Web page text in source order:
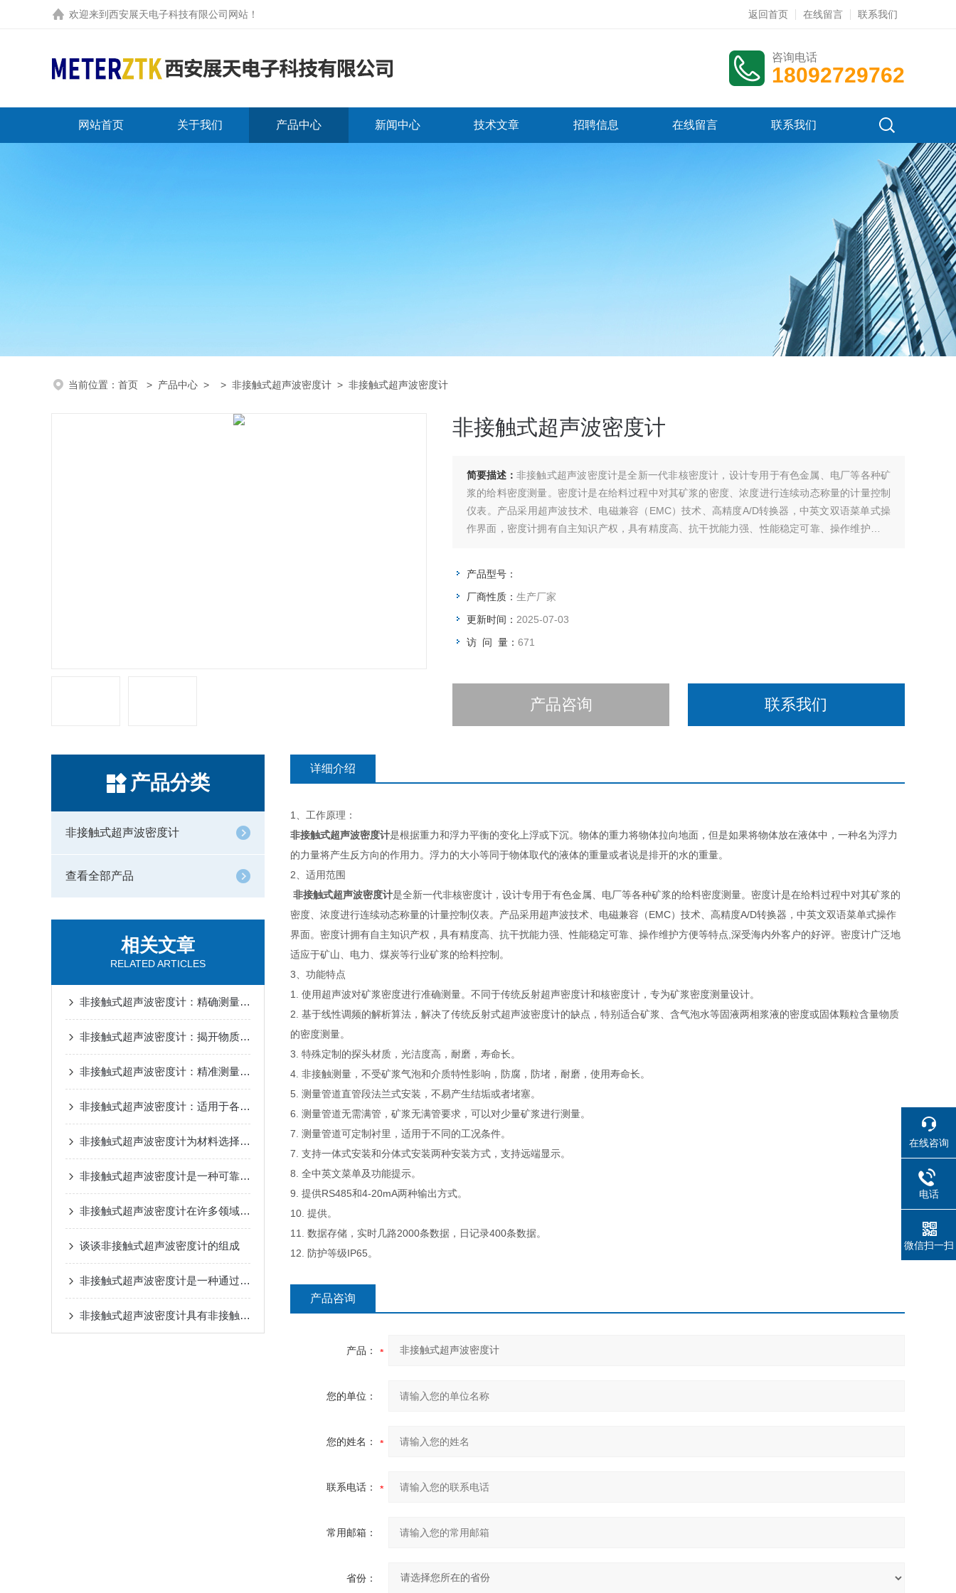
欢迎来到 西安展天电子科技有限公司网站 ！ 返回首页 在线留言 联系我们
咨询电话
18092729762
网站首页 关于我们 产品中心 新闻中心 技术文章 招聘信息 在线留言 联系我们
当前位置： 首页 > 产品中心 > > 非接触式超声波密度计 > 非接触式超声波密度计
非接触式超声波密度计
简要描述： 非接触式超声波密度计是全新一代非核密度计，设计专用于有色金属、电厂等各种矿
浆的给料密度测量。密度计是在给料过程中对其矿浆的密度、浓度进行连续动态称量的计量控制
仪表。产品采用超声波技术、电磁兼容（EMC）技术、高精度A/D转换器，中英文双语菜单式操
作界面，密度计拥有自主知识产权，具有精度高、抗干扰能力强、性能稳定可靠、操作维护方便
产品型号：
厂商性质： 生产厂家
更新时间： 2025-07-03
访 问 量： 671
产品咨询 联系我们
产品分类
非接触式超声波密度计
查看全部产品
相关文章
RELATED ARTICLES
非接触式超声波密度计：精确测量的革新者
非接触式超声波密度计：揭开物质密度的隐秘面纱
非接触式超声波密度计：精准测量实现物质品质控制
非接触式超声波密度计：适用于各种材料密度检测
非接触式超声波密度计为材料选择和设计提供重要的参考数据
非接触式超声波密度计是一种可靠、准确的密度测量设备
非接触式超声波密度计在许多领域都有广泛的应用
谈谈非接触式超声波密度计的组成
非接触式超声波密度计是一种通过使用超声波测量材料密度的仪器
非接触式超声波密度计具有非接触、快速、准确等优点
详细介绍
1、工作原理：
非接触式超声波密度计是根据重力和浮力平衡的变化上浮或下沉。物体的重力将物体拉向地面，但是如果将物体放在液体中，一种名为浮力
的力量将产生反方向的作用力。浮力的大小等同于物体取代的液体的重量或者说是排开的水的重量。
2、适用范围
非接触式超声波密度计是全新一代非核密度计，设计专用于有色金属、电厂等各种矿浆的给料密度测量。密度计是在给料过程中对其矿浆的
密度、浓度进行连续动态称量的计量控制仪表。产品采用超声波技术、电磁兼容（EMC）技术、高精度A/D转换器，中英文双语菜单式操作
界面。密度计拥有自主知识产权，具有精度高、抗干扰能力强、性能稳定可靠、操作维护方便等特点,深受海内外客户的好评。密度计广泛地
适应于矿山、电力、煤炭等行业矿浆的给料控制。
3、功能特点
1. 使用超声波对矿浆密度进行准确测量。不同于传统反射超声密度计和核密度计，专为矿浆密度测量设计。
2. 基于线性调频的解析算法，解决了传统反射式超声波密度计的缺点，特别适合矿浆、含气泡水等固液两相浆液的密度或固体颗粒含量物质
的密度测量。
3. 特殊定制的探头材质，光洁度高，耐磨，寿命长。
4. 非接触测量，不受矿浆气泡和介质特性影响，防腐，防堵，耐磨，使用寿命长。
5. 测量管道直管段法兰式安装，不易产生结垢或者堵塞。
6. 测量管道无需满管，矿浆无满管要求，可以对少量矿浆进行测量。
7. 测量管道可定制衬里，适用于不同的工况条件。
7. 支持一体式安装和分体式安装两种安装方式，支持远端显示。
8. 全中英文菜单及功能提示。
9. 提供RS485和4-20mA两种输出方式。
10. 提供。
11. 数据存储，实时几路2000条数据，日记录400条数据。
12. 防护等级IP65。
产品咨询
产品：
您的单位：
您的姓名：
联系电话：
常用邮箱：
省份：
在线咨询
电话
微信扫一扫